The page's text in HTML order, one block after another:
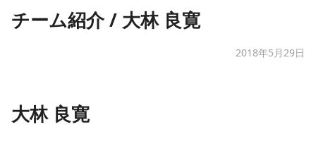
チーム紹介 / 大林 良寛
2018年5月29日
大林 良寛